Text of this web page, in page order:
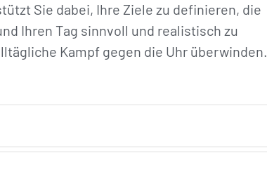
Sie dabei, Ihre Ziele zu definieren, die
Ihren Tag sinnvoll und realistisch zu
Kampf gegen die Uhr überwinden.